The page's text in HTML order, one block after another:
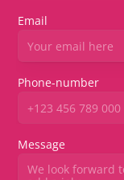
Email
Phone-number
Message